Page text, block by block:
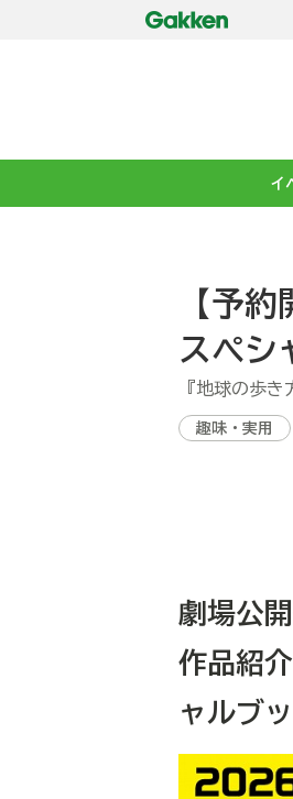
イ
【予
スペシ
『地球の歩き
趣味・実用
劇場公
作品紹
ャルブ